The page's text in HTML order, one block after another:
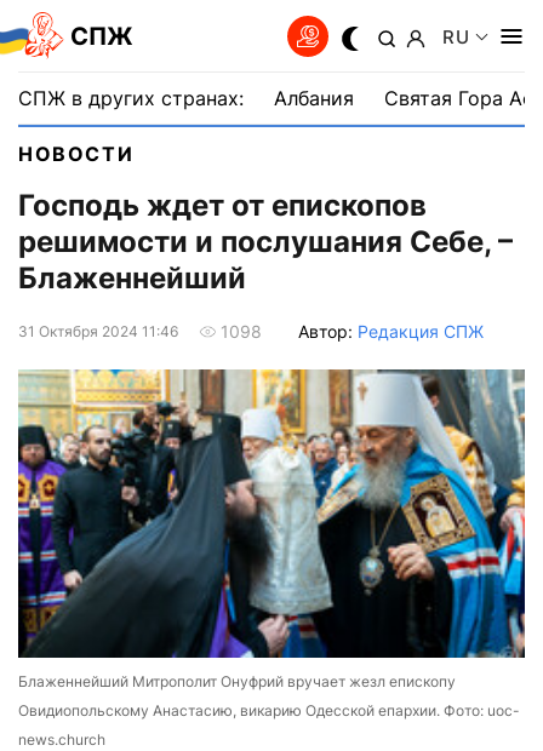
СПЖ RU
СПЖ в других странах: Албания Святая Гора
НОВОСТИ
Господь ждет от епископов
решимости и послушания Себе, –
Блаженнейший
31 Октября 2024 11:46 1098 Автор: Редакция СПЖ
Блаженнейший Митрополит Онуфрий вручает жезл епископу
Овидиопольскому Анастасию, викарию Одесской епархии. Фото: uoc-
news.church